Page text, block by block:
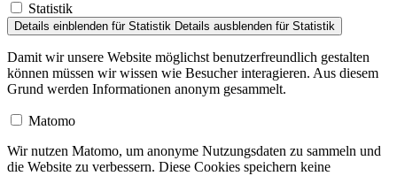
Statistik
Details einblenden für Statistik Details ausblenden für Statistik
Damit wir unsere Website möglichst benutzerfreundlich gestalten
können müssen wir wissen wie Besucher interagieren. Aus diesem
Grund werden Informationen anonym gesammelt.
Matomo
Wir nutzen Matomo, um anonyme Nutzungsdaten zu sammeln und
die Website zu verbessern. Diese Cookies speichern keine